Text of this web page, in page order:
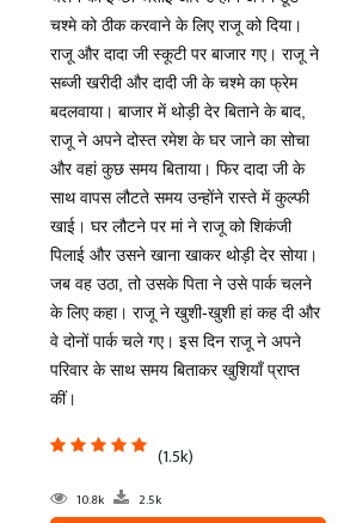
चश्मे को ठीक करवाने के लिए राजू को दिया।
राजू और दादा जी स्कूटी पर बाजार गए। राजू ने
सब्जी खरीदी और दादी जी के चश्मे का फ्रेम
बदलवाया। बाजार में थोड़ी देर बिताने के बाद,
राजू ने अपने दोस्त रमेश के घर जाने का सोचा
और वहां कुछ समय बिताया। फिर दादा जी के
साथ वापस लौटते समय उन्होंने रास्ते में कुल्फी
खाई। घर लौटने पर मां ने राजू को शिकंजी
पिलाई और उसने खाना खाकर थोड़ी देर सोया।
जब वह उठा, तो उसके पिता ने उसे पार्क चलने
के लिए कहा। राजू ने खुशी-खुशी हां कह दी और
वे दोनों पार्क चले गए। इस दिन राजू ने अपने
परिवार के साथ समय बिताकर खुशियाँ प्राप्त
कीं।
(1.5k)
10.8k 2.5k